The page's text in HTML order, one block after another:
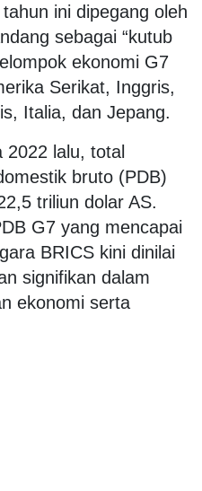
ini dipegang oleh
sebagai “kutub
ekonomi G7
Serikat, Inggris,
Italia, dan Jepang.
lalu, total
bruto (PDB)
triliun dolar AS.
G7 yang mencapai
BRICS kini dinilai
signifikan dalam
ekonomi serta